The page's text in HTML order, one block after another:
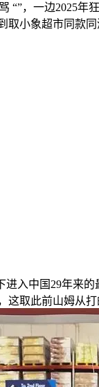
，一边2025年
取小象超市同款
入中国29年来的
这取此前山姆从